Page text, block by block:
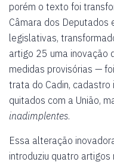
porém o texto foi
Câmara dos Deputados
legislativas,
artigo 25 uma inovação
medidas provisórias —
trata do Cadin,
quitados com a União,
inadimplentes.
Essa alteração
introduziu quatro